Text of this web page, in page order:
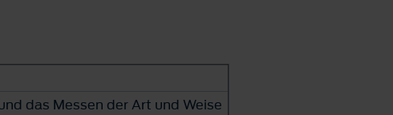
das Messen der Art und Weise